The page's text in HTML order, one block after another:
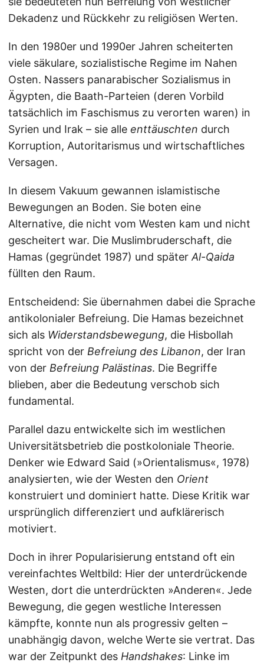
Dekadenz und Rückkehr zu religiösen Werten.
In den 1980er und 1990er Jahren scheiterten
viele säkulare, sozialistische Regime im Nahen
Osten. Nassers panarabischer Sozialismus in
Ägypten, die Baath-Parteien (deren Vorbild
tatsächlich im Faschismus zu verorten waren) in
Syrien und Irak – sie alle enttäuschten durch
Korruption, Autoritarismus und wirtschaftliches
Versagen.
In diesem Vakuum gewannen islamistische
Bewegungen an Boden. Sie boten eine
Alternative, die nicht vom Westen kam und nicht
gescheitert war. Die Muslimbruderschaft, die
Hamas (gegründet 1987) und später Al-Qaida
füllten den Raum.
Entscheidend: Sie übernahmen dabei die Sprache
antikolonialer Befreiung. Die Hamas bezeichnet
sich als Widerstandsbewegung, die Hisbollah
spricht von der Befreiung des Libanon, der Iran
von der Befreiung Palästinas. Die Begriffe
blieben, aber die Bedeutung verschob sich
fundamental.
Parallel dazu entwickelte sich im westlichen
Universitätsbetrieb die postkoloniale Theorie.
Denker wie Edward Said (»Orientalismus«, 1978)
analysierten, wie der Westen den Orient
konstruiert und dominiert hatte. Diese Kritik war
ursprünglich differenziert und aufklärerisch
motiviert.
Doch in ihrer Popularisierung entstand oft ein
vereinfachtes Weltbild: Hier der unterdrückende
Westen, dort die unterdrückten »Anderen«. Jede
Bewegung, die gegen westliche Interessen
kämpfte, konnte nun als progressiv gelten –
unabhängig davon, welche Werte sie vertrat. Das
war der Zeitpunkt des Handshakes: Linke im